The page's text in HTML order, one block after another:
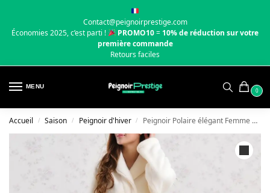
Contact@peignoirprestige.com
Économies 2025, c’est parti !
PROMO10=10% de réduction sur votre
première commande
Retours faciles
MENU
0
Accueil / Saison / Peignoir d'hiver / Peignoir Polaire élégant Femme | Beige